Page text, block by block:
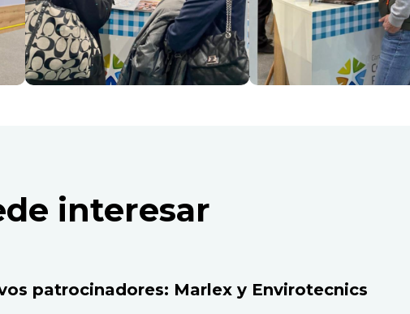
interesar
patrocinadores: Marlex y Envirotecnics